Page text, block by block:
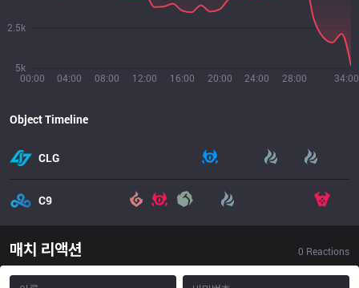
00:00 04:00 08:00 12:00 16:00 20:00 24:00 28:00 34:00
5k
2.5k
Object Timeline
CLG
C9
매치 리액션 0 Reactions